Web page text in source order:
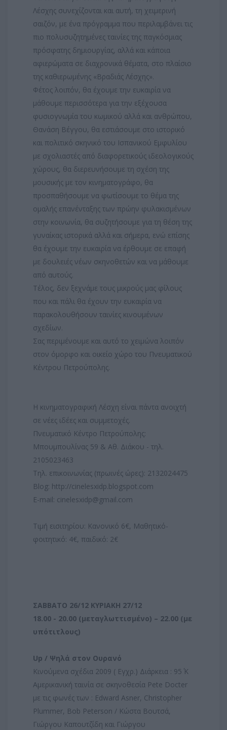
Λέσχης συνεχίζονται και αυτή, τη χειμερινή
σαιζόν, με ένα πρόγραμμα που περιλαμβάνει τις
πιο πολυσυζητημένες ταινίες της παγκόσμιας
πρόσφατης δημιουργίας, αλλά και κάποια
αφιερώματα σε διαχρονικά θέματα, στο πλαίσιο
της καθιερωμένης «Βραδιάς Λέσχης».
Φέτος λοιπόν, θα έχουμε την ευκαιρία να
μάθουμε περισσότερα για την εξέχουσα
φυσιογνωμία του κωμικού αλλά και ανθρώπου,
Θανάση Βέγγου, θα εστιάσουμε στο ιστορικό
και πολιτικό σκηνικό του Ισπανικού Εμφυλίου
με σχολιαστές από διαφορετικούς ιδεολογικούς
χώρους, θα διερευνήσουμε τη σχέση της
μουσικής με τον κινηματογράφο, θα
προσπαθήσουμε να φωτίσουμε το θέμα της
ομαλής επανένταξης των πρώην φυλακισμένων
στην κοινωνία, θα συζητήσουμε για τη θέση της
γυναίκας ιστορικά αλλά και σήμερα, ενώ επίσης
θα έχουμε την ευκαιρία να έρθουμε σε επαφή
με δουλειές νέων σκηνοθετών και να μάθουμε
από αυτούς.
Τέλος, δεν ξεχνάμε τους μικρούς μας φίλους
που και πάλι θα έχουν την ευκαιρία να
παρακολουθήσουν ταινίες κινουμένων
σχεδίων.
Σας περιμένουμε και αυτό το χειμώνα λοιπόν
στον όμορφο και οικείο χώρο του Πνευματικού
Κέντρου Πετρούπολης.
Η κινηματογραφική Λέσχη είναι πάντα ανοιχτή
σε νέες ιδέες και συμμετοχές.
Πνευματικό Κέντρο Πετρούπολης:
Μπουμπουλίνας 59 & Αθ. Διάκου - τηλ.
2105023463
Τηλ. επικοινωνίας (πρωινές ώρες): 2132024475
Blog: http://cinelesxidp.blogspot.com
E-mail: cinelesxidp@gmail.com
Τιμή εισιτηρίου: Κανονικό 6€, Μαθητικό-
φοιτητικό: 4€, παιδικό: 2€
ΣΑΒΒΑΤΟ 26/12 ΚΥΡΙΑΚΗ 27/12
18.00 - 20.00 (μεταγλωττισμένο) – 22.00 (με
υπότιτλους)
Up / Ψηλά στον Ουρανό
Kινούμενα σχέδια 2009 ( Εγχρ.) Διάρκεια : 95΄ K
Aμερικανική ταινία σε σκηνοθεσία Pete Docter
με τις φωνές των : Edward Asner, Christopher
Plummer, Bob Peterson / Κώστα Βουτσά,
Γιώργου Καπουτζίδη και Γιώργου